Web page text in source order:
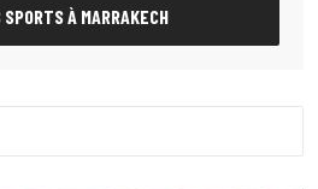
À MARRAKECH